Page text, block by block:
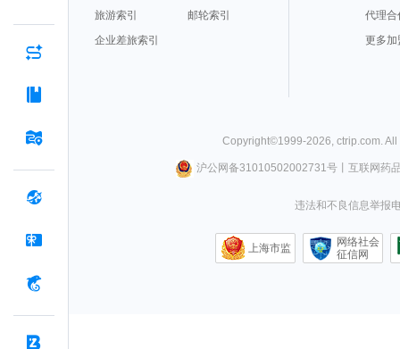
旅游索引
邮轮索引
企业差旅索引
代理合
更多加
Copyright©1999-2026, ctrip.com.
沪公网备31010502002731号丨 互联网药
违法和不良信息举报
上海市监
网络社会
征信网